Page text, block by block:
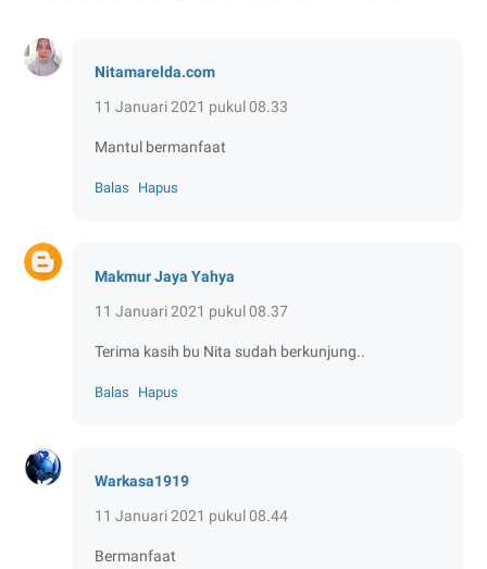
Nitamarelda.com
11 Januari 2021 pukul 08.33
Mantul bermanfaat
Balas Hapus
Makmur Jaya Yahya
11 Januari 2021 pukul 08.37
Terima kasih bu Nita sudah berkunjung..
Balas Hapus
Warkasa1919
11 Januari 2021 pukul 08.44
Bermanfaat